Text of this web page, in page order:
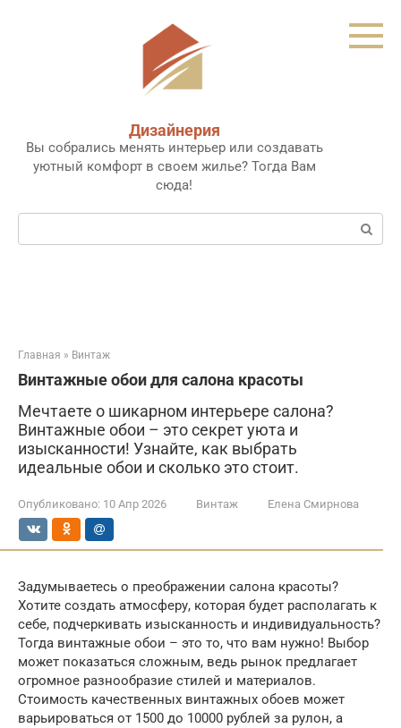
Дизайнерия
Вы собрались менять интерьер или создавать
уютный комфорт в своем жилье? Тогда Вам
сюда!
Поиск:
Главная » Винтаж
Винтажные обои для салона красоты
Мечтаете о шикарном интерьере салона?
Винтажные обои – это секрет уюта и
изысканности! Узнайте, как выбрать
идеальные обои и сколько это стоит.
Опубликовано: 10 Апр 2026 Винтаж Елена Смирнова
Задумываетесь о преображении салона красоты?
Хотите создать атмосферу, которая будет располагать к
себе, подчеркивать изысканность и индивидуальность?
Тогда винтажные обои – это то, что вам нужно! Выбор
может показаться сложным, ведь рынок предлагает
огромное разнообразие стилей и материалов.
Стоимость качественных винтажных обоев может
варьироваться от 1500 до 10000 рублей за рулон, а